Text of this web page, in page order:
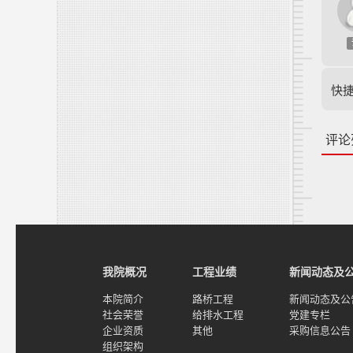
快
评
我院概况
本院简介
社会荣誉
企业资质
组织架构
工程业绩
路桥工程
给排水工程
其他
新闻动态及
新闻动态及公
党建专栏
采购信息公告